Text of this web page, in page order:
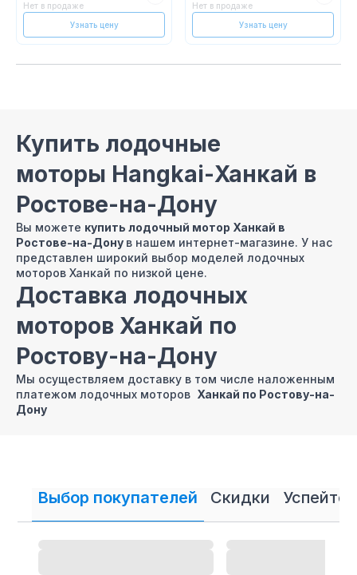
Нет в продаже
Узнать цену
Нет в продаже
Узнать цену
Купить лодочные
моторы Hangkai-Ханкай в
Ростове-на-Дону
Вы можете купить лодочный мотор Ханкай в
Ростове-на-Дону в нашем интернет-магазине. У нас
представлен широкий выбор моделей лодочных
моторов Ханкай по низкой цене.
Доставка лодочных
моторов Ханкай по
Ростову-на-Дону
Мы осуществляем доставку в том числе наложенным
платежом лодочных моторов Ханкай по Ростову-на-
Дону
на-Дону в кредит и
рассрочку
В нашем интернет магазине осуществляется
Выбор покупателей Скидки Успейте